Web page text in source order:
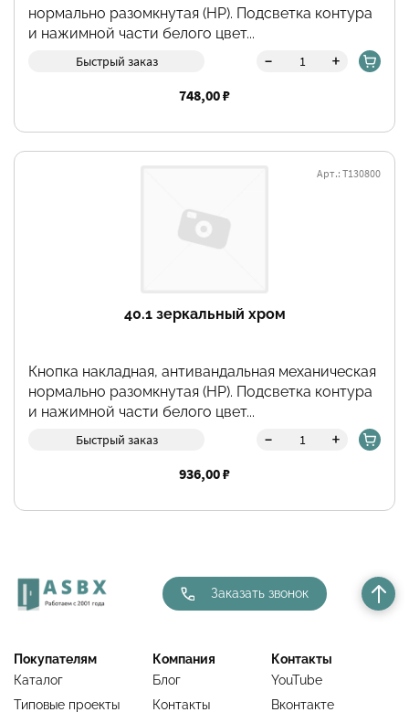
нормально разомкнутая (НР). Подсветка контура
и нажимной части белого цвет...
Быстрый заказ - +
748,00 ₽
40.1 зеркальный хром
Арт.: Т130800
Кнопка накладная, антивандальная механическая
нормально разомкнутая (НР). Подсветка контура
и нажимной части белого цвет...
Быстрый заказ - +
936,00 ₽
Покупателям
Каталог
Типовые проекты
Компания
Блог
Контакты
Контакты
YouTube
Вконтакте
Заказать звонок